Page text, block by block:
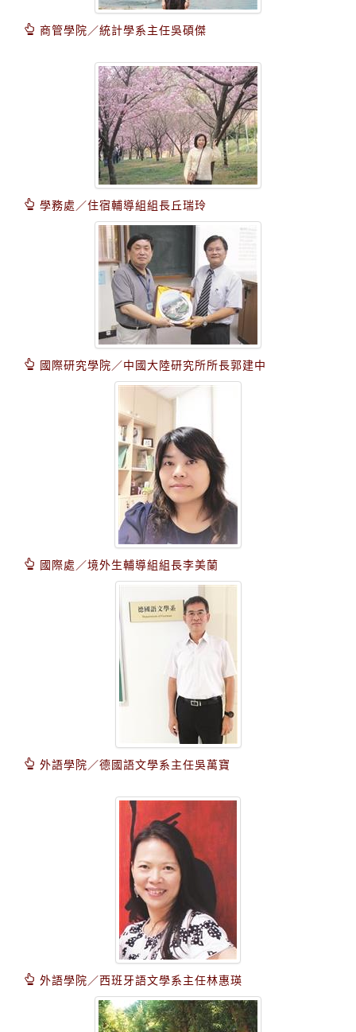
商管學院／統計學系主任吳碩傑
學務處／住宿輔導組組長丘瑞玲
國際研究學院／中國大陸研究所所長郭建中
國際處／境外生輔導組組長李美蘭
外語學院／德國語文學系主任吳萬寶
外語學院／西班牙語文學系主任林惠瑛